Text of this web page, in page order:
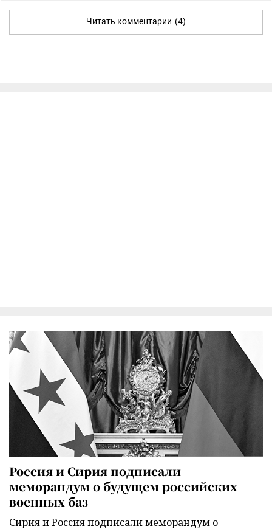
Читать комментарии (4)
Россия и Сирия подписали
меморандум о будущем российских
военных баз
Сирия и Россия подписали меморандум о